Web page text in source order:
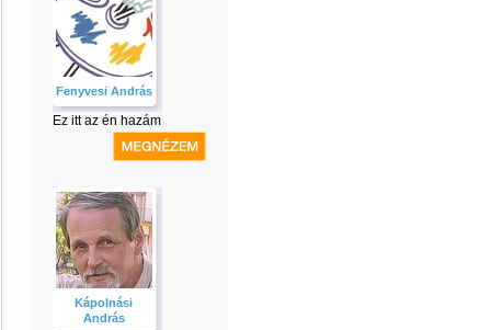
Fenyvesi András
Ez itt az én hazám
Kápolnási
András